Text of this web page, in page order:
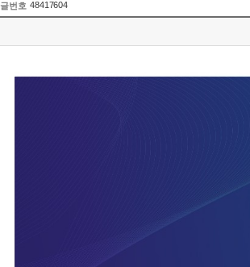
글번호 48417604